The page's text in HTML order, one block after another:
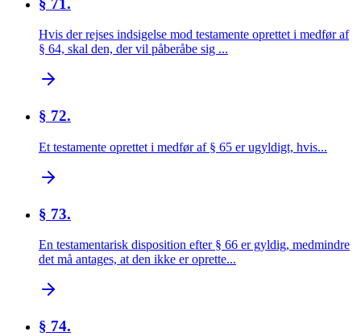
§ 71.
Hvis der rejses indsigelse mod testamente oprettet i medfør af
§ 64, skal den, der vil påberåbe sig ...
§ 72.
Et testamente oprettet i medfør af § 65 er ugyldigt, hvis...
§ 73.
En testamentarisk disposition efter § 66 er gyldig, medmindre
det må antages, at den ikke er oprette...
§ 74.